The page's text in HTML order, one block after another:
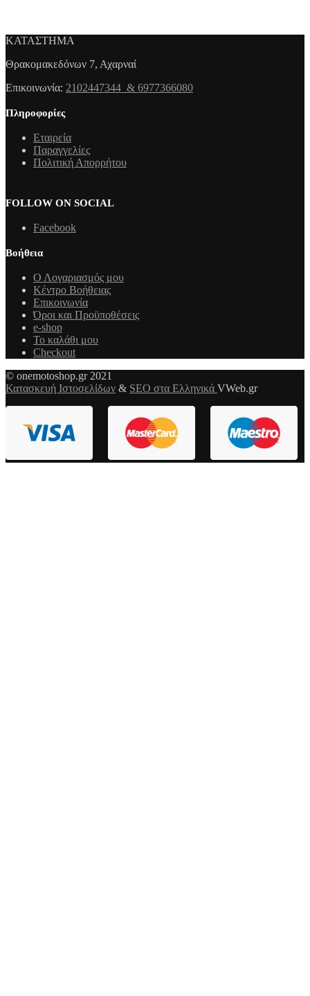
ΚΑΤΑΣΤΗΜΑ
Θρακομακεδόνων 7, Αχαρναί
Επικοινωνία: 2102447344 & 6977366080
Πληροφορίες
Εταιρεία
Παραγγελίες
Πολιτική Απορρήτου
FOLLOW ON SOCIAL
Facebook
Βοήθεια
Ο Λογαριασμός μου
Κέντρο Βοήθειας
Επικοινωνία
Όροι και Προϋποθέσεις
e-shop
Το καλάθι μου
Checkout
© onemotoshop.gr 2021
Κατασκευή Ιστοσελίδων & SEO στα Ελληνικά VWeb.gr